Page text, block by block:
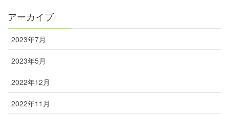
アーカイブ
2023年7月
2023年5月
2022年12月
2022年11月